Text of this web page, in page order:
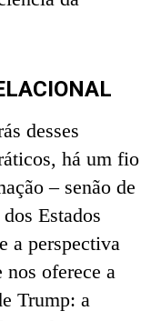
desses
há um fio
– senão de
Estados
a perspectiva
nos oferece a
Trump: a